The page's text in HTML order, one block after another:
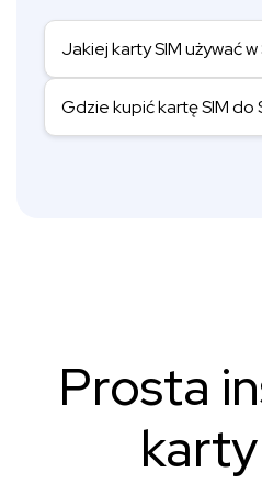
Jakiej karty SIM używać w
Gdzie kupić kartę SIM do
Prosta